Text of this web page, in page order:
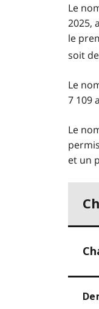
Le
2025,
le
soit
Le
7 109
Le
et un